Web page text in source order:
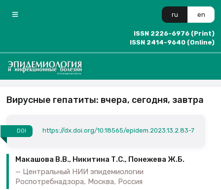
ru en
ISSN 2226-6976 (Print)
ISSN 2414-9640 (Online)
Вирусные гепатиты: вчера, сегодня, завтра
DOI https://dx.doi.org/10.18565/epidem.2023.13.2.83-7
Макашова В.В., Никитина Т.С., Понежева Ж.Б.
Центральный НИИ эпидемиологии
Роспотребнадзора, Москва, Россия